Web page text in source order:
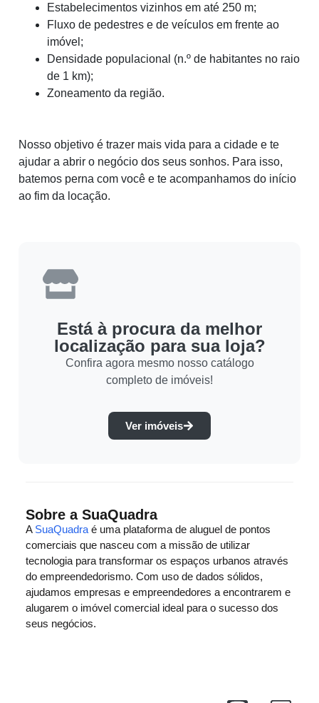
Estabelecimentos vizinhos em até 250 m;
Fluxo de pedestres e de veículos em frente ao
imóvel;
Densidade populacional (n.º de habitantes no raio
de 1 km);
Zoneamento da região.
Nosso objetivo é trazer mais vida para a cidade e te
ajudar a abrir o negócio dos seus sonhos. Para isso,
batemos perna com você e te acompanhamos do início
ao fim da locação.
Está à procura da melhor
localização para sua loja?
Confira agora mesmo nosso catálogo
completo de imóveis!
Ver imóveis
Sobre a SuaQuadra
A SuaQuadra é uma plataforma de aluguel de pontos
comerciais que nasceu com a missão de utilizar
tecnologia para transformar os espaços urbanos através
do empreendedorismo. Com uso de dados sólidos,
ajudamos empresas e empreendedores a encontrarem e
alugarem o imóvel comercial ideal para o sucesso dos
seus negócios.